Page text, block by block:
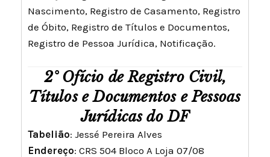
Nascimento, Registro de Casamento, Registro
de Óbito, Registro de Títulos e Documentos,
Registro de Pessoa Jurídica, Notificação.
2° Ofício de Registro Civil,
Títulos e Documentos e Pessoas
Jurídicas do DF
Tabelião: Jessé Pereira Alves
Endereço: CRS 504 Bloco A Loja 07/08